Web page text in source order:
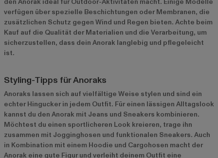
verfügen über spezielle Beschichtungen oder Membranen, die
zusätzlichen Schutz gegen Wind und Regen bieten. Achte beim
Kauf auf die Qualität der Materialien und die Verarbeitung, um
sicherzustellen, dass dein Anorak langlebig und pflegeleicht
ist.
Styling-Tipps für Anoraks
Anoraks lassen sich auf vielfältige Weise stylen und sind ein
echter Hingucker in jedem Outfit. Für einen lässigen Alltagslook
kannst du den Anorak mit Jeans und Sneakers kombinieren.
Möchtest du einen sportlicheren Look kreieren, trage ihn
zusammen mit Jogginghosen und funktionalen Sneakers. Auch
in Kombination mit einem Hoodie und Cargohosen macht der
Anorak eine gute Figur und verleiht deinem Outfit eine